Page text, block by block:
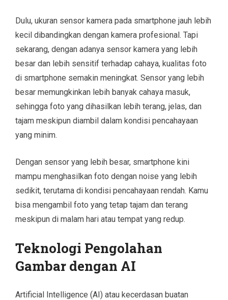
Dulu, ukuran sensor kamera pada smartphone jauh lebih
kecil dibandingkan dengan kamera profesional. Tapi
sekarang, dengan adanya sensor kamera yang lebih
besar dan lebih sensitif terhadap cahaya, kualitas foto
di smartphone semakin meningkat. Sensor yang lebih
besar memungkinkan lebih banyak cahaya masuk,
sehingga foto yang dihasilkan lebih terang, jelas, dan
tajam meskipun diambil dalam kondisi pencahayaan
yang minim.
Dengan sensor yang lebih besar, smartphone kini
mampu menghasilkan foto dengan noise yang lebih
sedikit, terutama di kondisi pencahayaan rendah. Kamu
bisa mengambil foto yang tetap tajam dan terang
meskipun di malam hari atau tempat yang redup.
Teknologi Pengolahan
Gambar dengan AI
Artificial Intelligence (AI) atau kecerdasan buatan